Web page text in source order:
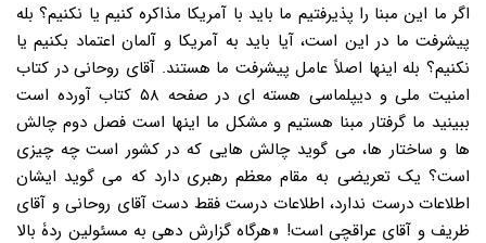
اگر ما این مبنا را پذیرفتیم ما باید با آمریکا مذاکره کنیم یا نکنیم؟ بله
پیشرفت ما در این است، آیا باید به آمریکا و آلمان اعتماد بکنیم یا
نکنیم؟ بله اینها اصلاً عامل پیشرفت ما هستند. آقای روحانی در کتاب
امنیت ملی و دیپلماسی هسته ای در صفحه ۵۸ کتاب آورده است
ببینید ما گرفتار مبنا هستیم و مشکل ما اینها است فصل دوم چالش
ها و ساختار ها، می گوید چالش هایی که در کشور است چه چیزی
است؟ یک تعریضی به مقام معظم رهبری دارد که می گوید ایشان
اطلاعات درست ندارد، اطلاعات درست فقط دست آقای روحانی و آقای
ظریف و آقای عراقچی است! «هرگاه گزارش دهی به مسئولین ردۀ بالا